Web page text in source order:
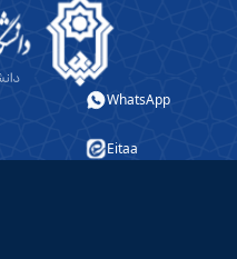
WhatsApp
Eitaa